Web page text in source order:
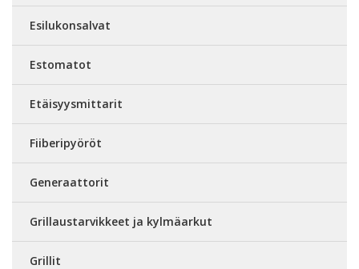
Esilukonsalvat
Estomatot
Etäisyysmittarit
Fiiberipyöröt
Generaattorit
Grillaustarvikkeet ja kylmäarkut
Grillit